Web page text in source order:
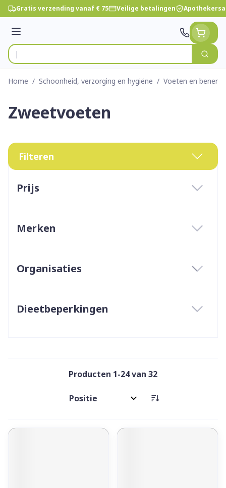
Ga naar de inhoud
Gratis verzending vanaf € 75 Veilige betalingen
Menu
Product, merk, categorie...
Zoek
Home / Schoonheid, verzorging en hygiëne / Voeten en benen
Zweetvoeten
Filteren
Prijs
Merken
Organisaties
Dieetbeperkingen
Producten 1-24van 32
Sorteer op: